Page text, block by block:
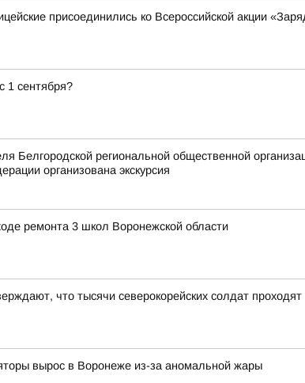
присоединились ко Всероссийской акции
1 сентября?
Белгородской региональной общественной
организована экскурсия
ремонта 3 школ Воронежской области
что тысячи северокорейских солдат
вырос в Воронеже из-за аномальной жары